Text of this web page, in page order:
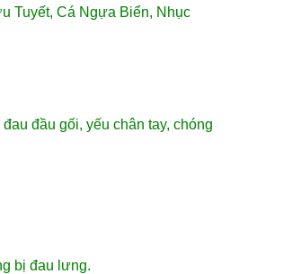
Tuyết, Cá Ngựa Biển, Nhục
đầu gối, yếu chân tay, chóng
bị đau lưng.